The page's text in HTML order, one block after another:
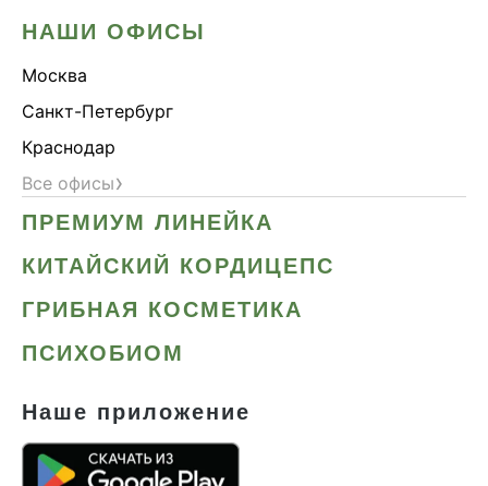
НАШИ ОФИСЫ
Москва
Санкт-Петербург
Краснодар
Все офисы›
ПРЕМИУМ ЛИНЕЙКА
КИТАЙСКИЙ КОРДИЦЕПС
ГРИБНАЯ КОСМЕТИКА
ПСИХОБИОМ
Наше приложение